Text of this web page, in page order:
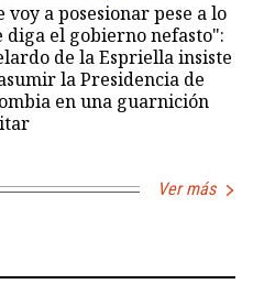
voy a posesionar pese a lo
diga el gobierno nefasto":
de la Espriella insiste
la Presidencia de
en una guarnición
Ver más